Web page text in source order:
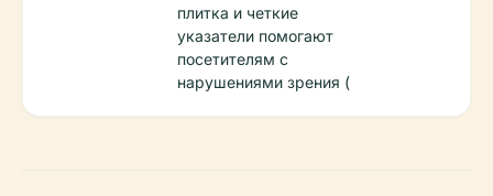
плитка и четкие
указатели помогают
посетителям с
нарушениями зрения (